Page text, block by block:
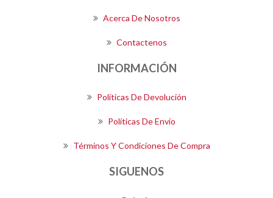
Acerca De Nosotros
Contactenos
INFORMACIÓN
Políticas De Devolución
Políticas De Envío
Términos Y Condiciones De Compra
SIGUENOS